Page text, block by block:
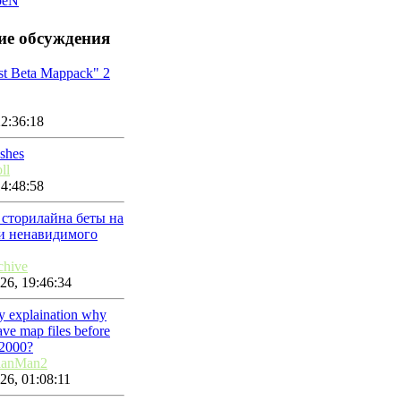
обсуждения
Beta Mappack" 2
беты на
ненавидимого
19:46:34
explaination why
map files before
01:08:11